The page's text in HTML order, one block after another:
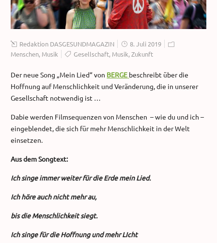
Redaktion DASGESUNDMAGAZIN
8. Juli 2019
Menschen, Musik Gesellschaft, Musik,Zukunft
Der neue Song „Mein Lied“ von BERGE beschreibt über die
Hoffnung auf Menschlichkeit und Veränderung, die in unserer
Gesellschaft notwendig ist …
Dabie werden Filmsequenzen von Menschen – wie du und ich –
eingeblendet, die sich für mehr Menschlichkeit in der Welt
einsetzen.
Aus dem Songtext:
Ich singe immer weiter für die Erde mein Lied.
Ich höre auch nicht mehr au,
bis die Menschlichkeit siegt.
Ich singe für die Hoffnung und mehr LIcht